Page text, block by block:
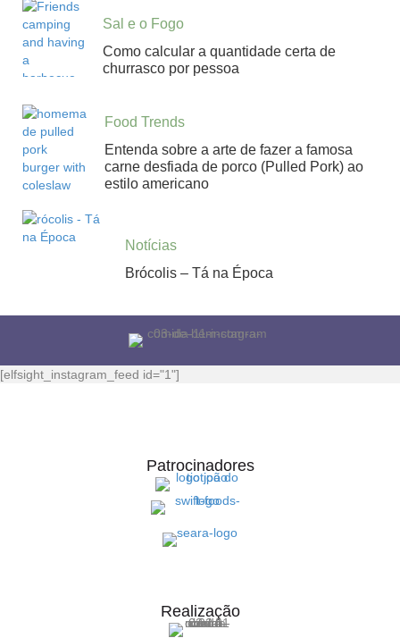
Sal e o Fogo
Como calcular a quantidade certa de
churrasco por pessoa
Food Trends
Entenda sobre a arte de fazer a famosa
carne desfiada de porco (Pulled Pork) ao
estilo americano
Notícias
Brócolis – Tá na Época
[elfsight_instagram_feed id="1"]
Patrocinadores
Realização